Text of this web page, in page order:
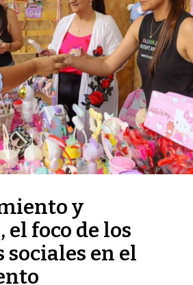
y
foco de los
en el